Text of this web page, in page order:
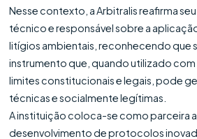
Nesse contexto, a Arbitralis reafirma
técnico e responsável sobre a
litígios ambientais, reconhecendo que
instrumento que, quando utilizado
limites constitucionais e legais, pode
técnicas e socialmente legítimas.
A instituição coloca-se como parceira
desenvolvimento de protocolos